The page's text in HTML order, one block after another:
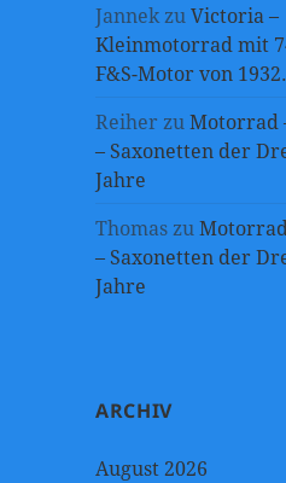
JannekzuVictoria –
Kleinmotorrad mit
F&S-Motor von
Reiher zuMotorrad
– Saxonetten der
Jahre
Thomaszu
– Saxonetten der
Jahre
ARCHIV
August 2026